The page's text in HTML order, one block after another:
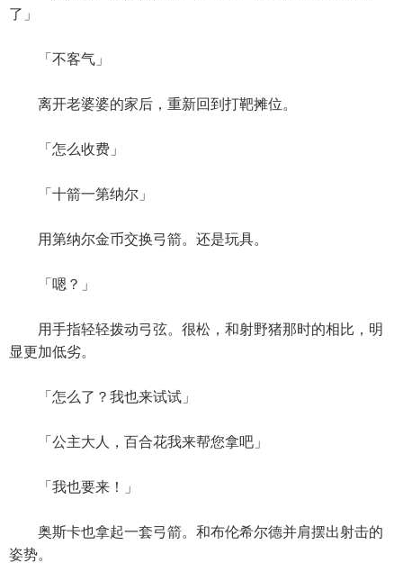
了」
「不客气」
离开老婆婆的家后，重新回到打靶摊位。
「怎么收费」
「十箭一第纳尔」
用第纳尔金币交换弓箭。还是玩具。
「嗯？」
用手指轻轻拨动弓弦。很松，和射野猪那时的相比，明
显更加低劣。
「怎么了？我也来试试」
「公主大人，百合花我来帮您拿吧」
「我也要来！」
奥斯卡也拿起一套弓箭。和布伦希尔德并肩摆出射击的
姿势。